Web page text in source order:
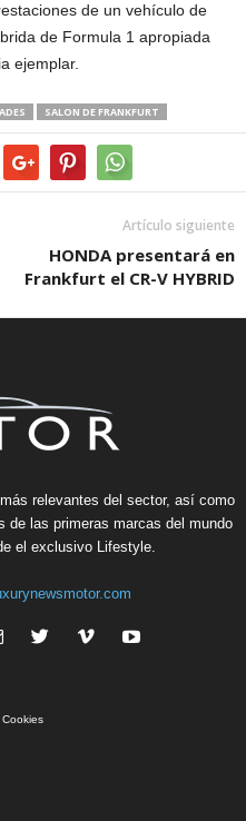
de un vehículo de
de Formula 1 apropiada
ejemplar.
SALON DE FRANKFURT
Artículo siguiente
HONDA presentará en
Frankfurt el CR-V HYBRID
relevantes del sector, así como
las primeras marcas del mundo
el exclusivo Lifestyle.